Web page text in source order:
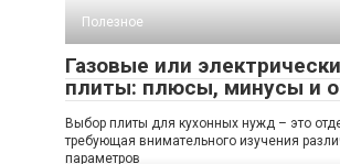
Полезное
Газовые или
плиты: плюсы, минусы и
Выбор плиты для кухонных нужд – это
требующая внимательного изучения
параметров